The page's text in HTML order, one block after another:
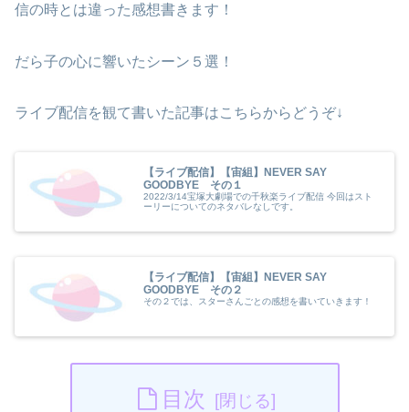
信の時とは違った感想書きます！
だら子の心に響いたシーン５選！
ライブ配信を観て書いた記事はこちらからどうぞ↓
【ライブ配信】【宙組】NEVER SAY
GOODBYE その１
2022/3/14宝塚大劇場での千秋楽ライブ配信 今回はスト
ーリーについてのネタバレなしです。
【ライブ配信】【宙組】NEVER SAY
GOODBYE その２
その２では、スターさんごとの感想を書いていきます！
目次